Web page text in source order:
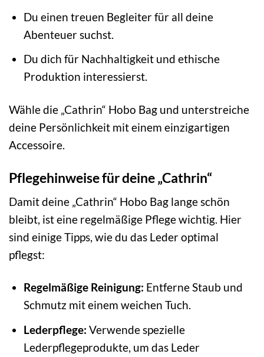
Du einen treuen Begleiter für all deine
Abenteuer suchst.
Du dich für Nachhaltigkeit und ethische
Produktion interessierst.
Wähle die „Cathrin“ Hobo Bag und unterstreiche
deine Persönlichkeit mit einem einzigartigen
Accessoire.
Pflegehinweise für deine „Cathrin“
Damit deine „Cathrin“ Hobo Bag lange schön
bleibt, ist eine regelmäßige Pflege wichtig. Hier
sind einige Tipps, wie du das Leder optimal
pflegst:
Regelmäßige Reinigung: Entferne Staub und
Schmutz mit einem weichen Tuch.
Lederpflege: Verwende spezielle
Lederpflegeprodukte, um das Leder